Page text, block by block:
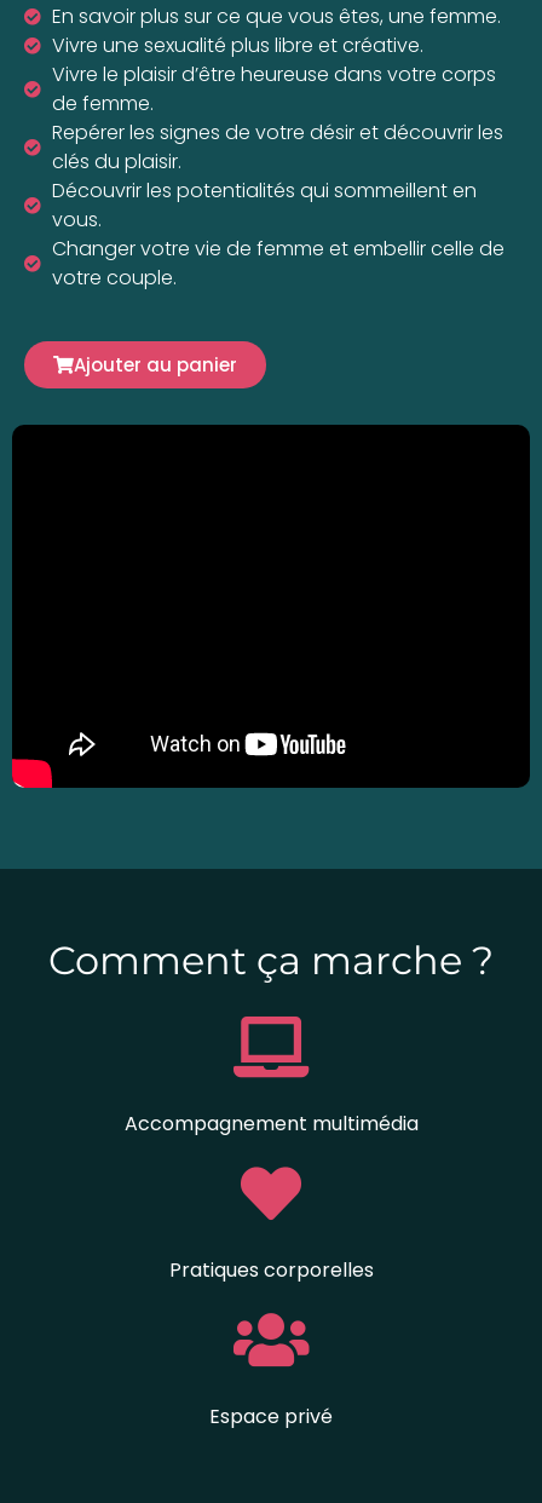
En savoir plus sur ce que vous êtes, une femme.
Vivre une sexualité plus libre et créative.
Vivre le plaisir d’être heureuse dans votre corps
de femme.
Repérer les signes de votre désir et découvrir les
clés du plaisir.
Découvrir les potentialités qui sommeillent en
vous.
Changer votre vie de femme et embellir celle de
votre couple.
Ajouter au panier
Comment ça marche ?
Accompagnement multimédia
Pratiques corporelles
Espace privé